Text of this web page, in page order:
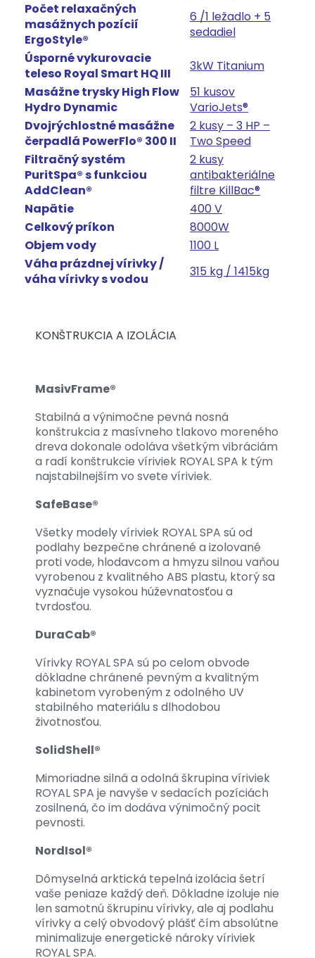
Počet relaxačných
masážnych pozícií
ErgoStyle®
6 /1 ležadlo + 5
sedadiel
Úsporné vykurovacie
teleso Royal Smart HQ III
3kW Titanium
Masážne trysky High Flow
Hydro Dynamic
51 kusov
VarioJets®
Dvojrýchlostné masážne
čerpadlá PowerFlo® 300 II
2 kusy – 3 HP –
Two Speed
Filtračný systém
PuritSpa® s funkciou
AddClean®
2 kusy
antibakteriálne
filtre KillBac®
Napätie
400 V
Celkový príkon
8000W
Objem vody
1100 L
Váha prázdnej vírivky /
váha vírivky s vodou
315 kg / 1415kg
KONŠTRUKCIA A IZOLÁCIA
MasivFrame®
Stabilná a výnimočne pevná nosná
konštrukcia z masívneho tlakovo moreného
dreva dokonale odoláva všetkým vibráciám
a radí konštrukcie víriviek ROYAL SPA k tým
najstabilnejším vo svete víriviek.
SafeBase®
Všetky modely víriviek ROYAL SPA sú od
podlahy bezpečne chránené a izolované
proti vode, hlodavcom a hmyzu silnou vaňou
vyrobenou z kvalitného ABS plastu, ktorý sa
vyznačuje vysokou húževnatosťou a
tvrdosťou.
DuraCab®
Vírivky ROYAL SPA sú po celom obvode
dôkladne chránené pevným a kvalitným
kabinetom vyrobeným z odolného UV
stabilného materiálu s dlhodobou
životnosťou.
SolidShell®
Mimoriadne silná a odolná škrupina víriviek
ROYAL SPA je navyše v sedacích pozíciách
zosilnená, čo im dodáva výnimočný pocit
pevnosti.
NordIsol®
Dômyselná arktická tepelná izolácia šetrí
vaše peniaze každý deň. Dôkladne izoluje nie
len samotnú škrupinu vírivky, ale aj podlahu
vírivky a celý obvodový plášť čím absolútne
minimalizuje energetické nároky víriviek
ROYAL SPA.